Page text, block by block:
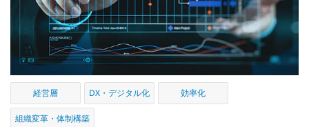
経営層 DX・デジタル化 効率化
組織変革・体制構築